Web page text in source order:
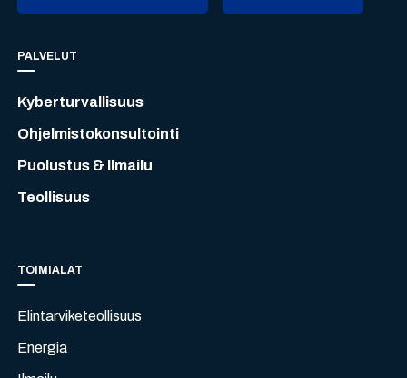
PALVELUT
Kyberturvallisuus
Ohjelmistokonsultointi
Puolustus & Ilmailu
Teollisuus
TOIMIALAT
Elintarviketeollisuus
Energia